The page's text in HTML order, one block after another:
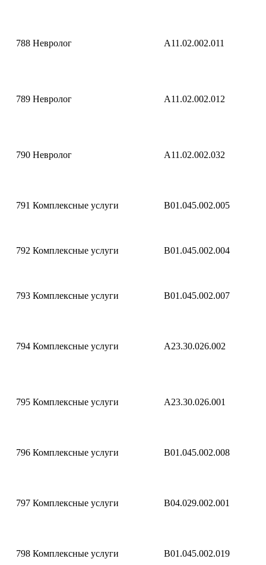
788 Невролог A11.02.002.011
789 Невролог A11.02.002.012
790 Невролог A11.02.002.032
791 Комплексные услуги B01.045.002.005
792 Комплексные услуги B01.045.002.004
793 Комплексные услуги B01.045.002.007
794 Комплексные услуги A23.30.026.002
795 Комплексные услуги A23.30.026.001
796 Комплексные услуги B01.045.002.008
797 Комплексные услуги B04.029.002.001
798 Комплексные услуги B01.045.002.019